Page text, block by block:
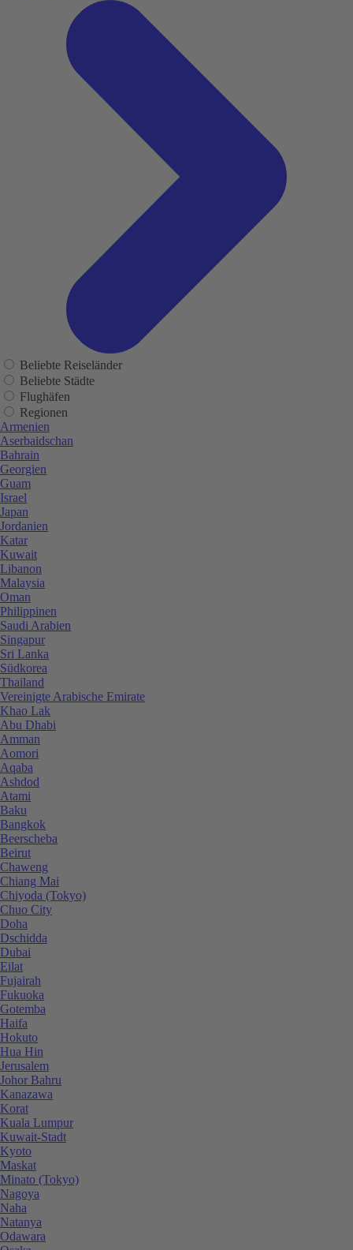
Beliebte Reiseländer
Beliebte Städte
Flughäfen
Regionen
Armenien
Aserbaidschan
Bahrain
Georgien
Guam
Israel
Japan
Jordanien
Katar
Kuwait
Libanon
Malaysia
Oman
Philippinen
Saudi Arabien
Singapur
Sri Lanka
Südkorea
Thailand
Vereinigte Arabische Emirate
Khao Lak
Abu Dhabi
Amman
Aomori
Aqaba
Ashdod
Atami
Baku
Bangkok
Beerscheba
Beirut
Chaweng
Chiang Mai
Chiyoda (Tokyo)
Chuo City
Doha
Dschidda
Dubai
Eilat
Fujairah
Fukuoka
Gotemba
Haifa
Hokuto
Hua Hin
Jerusalem
Johor Bahru
Kanazawa
Korat
Kuala Lumpur
Kuwait-Stadt
Kyoto
Maskat
Minato (Tokyo)
Nagoya
Naha
Natanya
Odawara